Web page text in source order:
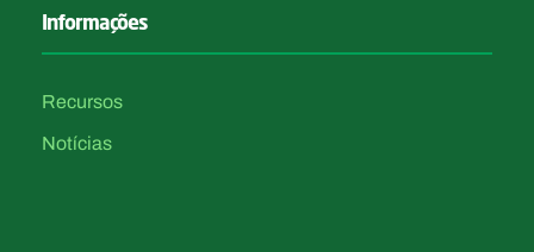
Informações
Recursos
Notícias